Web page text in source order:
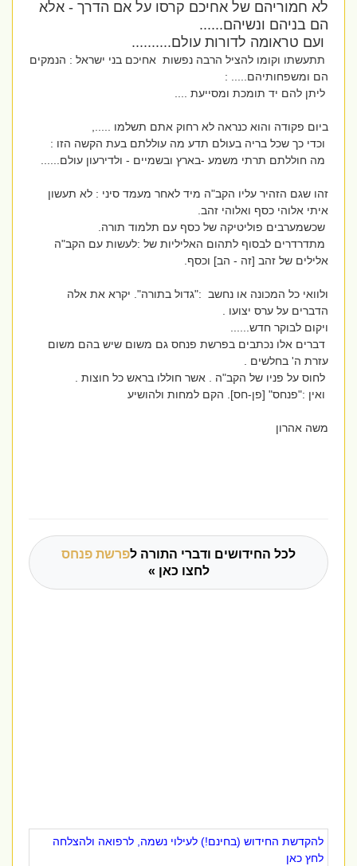
לא חמוריהם של אחיכם קרסו על אם הדרך - אלא
הם בניהם ונשיהם......
ועם טראומה לדורות עולם..........
תתעשתו וקומו להציל הרבה נפשות אחיכם בני ישראל : הנמקים
הם ומשפחותיהם..... :
ליתן להם יד תומכת ומסייעת ....
ביום פקודה והוא כנראה לא רחוק אתם תשלמו .....,
וכדי כך שכל בריה בעולם תדע מה עוללתם בעת הקשה הזו :
מה חוללתם תרתי משמע -בארץ ובשמיים - ולדירעון עולם......
זהו שגם הזהיר עליו הקב"ה מיד לאחר מעמד סיני : לא תעשון
איתי אלוהי כסף ואלוהי זהב.
שכשמערבים פוליטיקה של כסף עם תלמוד תורה.
מתדרדרים לבסוף לתהום האליליות של :לעשות עם הקב"ה
אלילים של זהב [זה - הב] וכסף.
ולוואי כל המכונה או נחשב :"גדול בתורה". יקרא את אלה
הדברים על ערס יצועו .
ויקום לבוקר חדש......
דברים אלו נכתבים בפרשת פנחס גם משום שיש בהם משום
עזרת ה' בחלשים .
לחוס על פניו של הקב"ה . אשר חוללו בראש כל חוצות .
ואין :"פנחס" [פן-חס]. הקם למחות ולהושיע
משה אהרון
לכל החידושים ודברי התורה לפרשת פנחס
לחצו כאן »
להקדשת החידוש (בחינם!) לעילוי נשמה, לרפואה ולהצלחה
לחץ כאן